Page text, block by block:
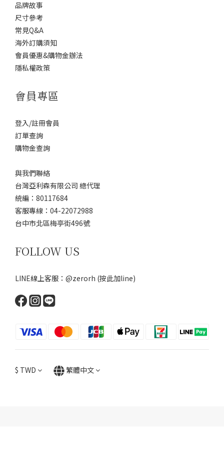
品牌故事
尺寸參考
常見Q&A
海外訂購須知
會員優惠&購物金辦法
隱私權政策
會員專區
登入/註冊會員
訂單查詢
購物金查詢
與我們聯絡
台灣亞利森有限公司 總代理
統編：80117684
客服專線：04-22072988
台中市北區梅亭街496號
FOLLOW US
LINE線上客服：@zerorh (按此加line)
$ TWD 繁體中文